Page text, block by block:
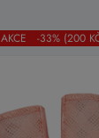
AKCE -33% (200